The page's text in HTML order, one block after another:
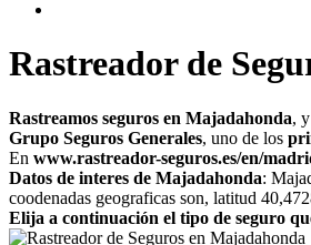
Rastreador de
Rastreamos seguros en Majadahonda,
Grupo Seguros Generales, uno de los
En www.rastreador-seguros.es/en/
Datos de interes de Majadahonda:
coodenadas geograficas son, latitud
Elija a continuación el tipo de seguro